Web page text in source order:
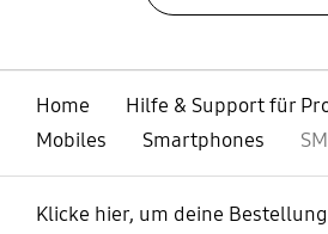
Home
Hilfe & Support für
Mobiles
Smartphones
Klicke hier, um deine